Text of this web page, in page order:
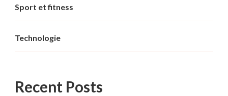
Sport et fitness
Technologie
Recent Posts